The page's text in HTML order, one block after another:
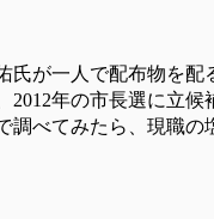
が一人で配布物を
年の市長選に立
べてみたら、現職